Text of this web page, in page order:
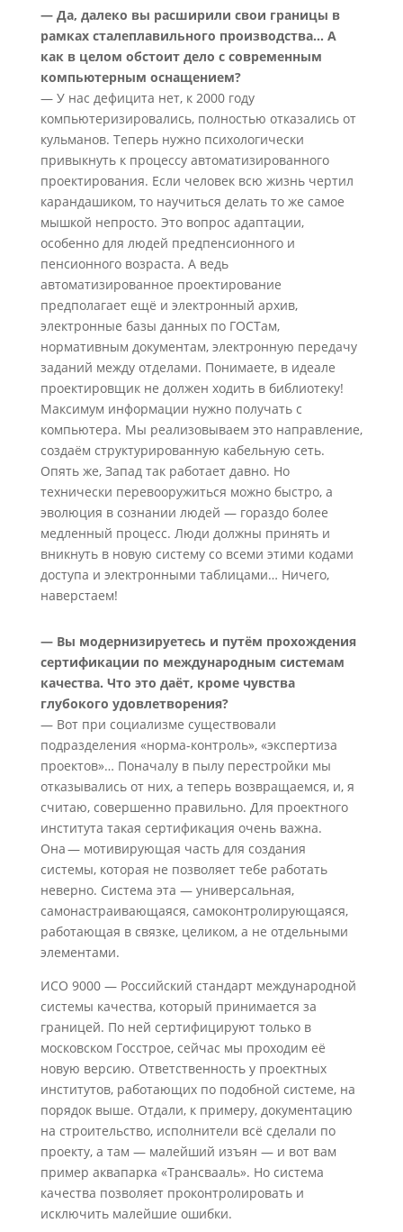
— Да, далеко вы расширили свои границы в
рамках сталеплавильного производства… А
как в целом обстоит дело с современным
компьютерным оснащением?
— У нас дефицита нет, к 2000 году
компьютеризировались, полностью отказались от
кульманов. Теперь нужно психологически
привыкнуть к процессу автоматизированного
проектирования. Если человек всю жизнь чертил
карандашиком, то научиться делать то же самое
мышкой непросто. Это вопрос адаптации,
особенно для людей предпенсионного и
пенсионного возраста. А ведь
автоматизированное проектирование
предполагает ещё и электронный архив,
электронные базы данных по ГОСТам,
нормативным документам, электронную передачу
заданий между отделами. Понимаете, в идеале
проектировщик не должен ходить в библиотеку!
Максимум информации нужно получать с
компьютера. Мы реализовываем это направление,
создаём структурированную кабельную сеть.
Опять же, Запад так работает давно. Но
технически перевооружиться можно быстро, а
эволюция в сознании людей — гораздо более
медленный процесс. Люди должны принять и
вникнуть в новую систему со всеми этими кодами
доступа и электронными таблицами… Ничего,
наверстаем!
— Вы модернизируетесь и путём прохождения
сертификации по международным системам
качества. Что это даёт, кроме чувства
глубокого удовлетворения?
— Вот при социализме существовали
подразделения «норма-контроль», «экспертиза
проектов»… Поначалу в пылу перестройки мы
отказывались от них, а теперь возвращаемся, и, я
считаю, совершенно правильно. Для проектного
института такая сертификация очень важна.
Она — мотивирующая часть для создания
системы, которая не позволяет тебе работать
неверно. Система эта — универсальная,
самонастраивающаяся, самоконтролирующаяся,
работающая в связке, целиком, а не отдельными
элементами.
ИСО 9000 — Российский стандарт международной
системы качества, который принимается за
границей. По ней сертифицируют только в
московском Госстрое, сейчас мы проходим её
новую версию. Ответственность у проектных
институтов, работающих по подобной системе, на
порядок выше. Отдали, к примеру, документацию
на строительство, исполнители всё сделали по
проекту, а там — малейший изъян — и вот вам
пример аквапарка «Трансвааль». Но система
качества позволяет проконтролировать и
исключить малейшие ошибки.